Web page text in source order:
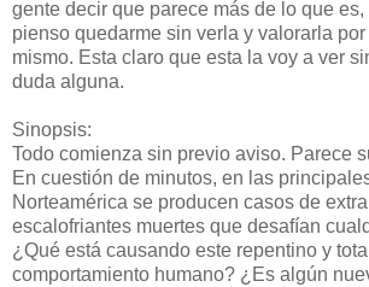
gente decir que parece más de lo que es,
pienso quedarme sin verla y valorarla por
mismo. Esta claro que esta la voy a ver
duda alguna.
Sinopsis:
Todo comienza sin previo aviso. Parece
En cuestión de minutos, en las
Norteamérica se producen casos de
escalofriantes muertes que desafían
¿Qué está causando este repentino y
comportamiento humano? ¿Es algún